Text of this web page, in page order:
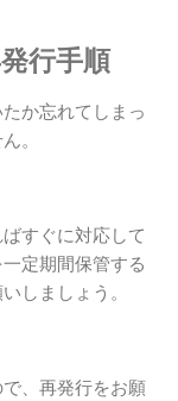
行手順
か忘れてしまっ
。
すぐに対応して
定期間保管する
しましょう。
で、再発行をお願